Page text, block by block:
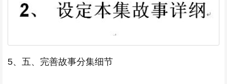
5、五、完善故事分集细节